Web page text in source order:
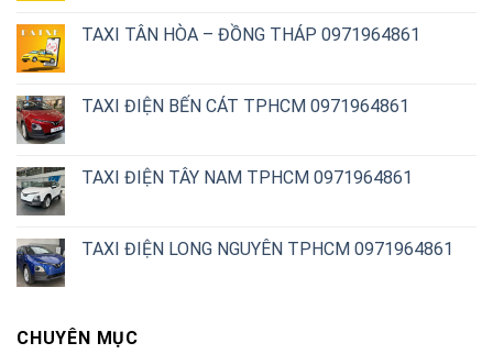
TAXI TÂN HÒA – ĐỒNG THÁP 0971964861
TAXI ĐIỆN BẾN CÁT TPHCM 0971964861
TAXI ĐIỆN TÂY NAM TPHCM 0971964861
TAXI ĐIỆN LONG NGUYÊN TPHCM 0971964861
CHUYÊN MỤC